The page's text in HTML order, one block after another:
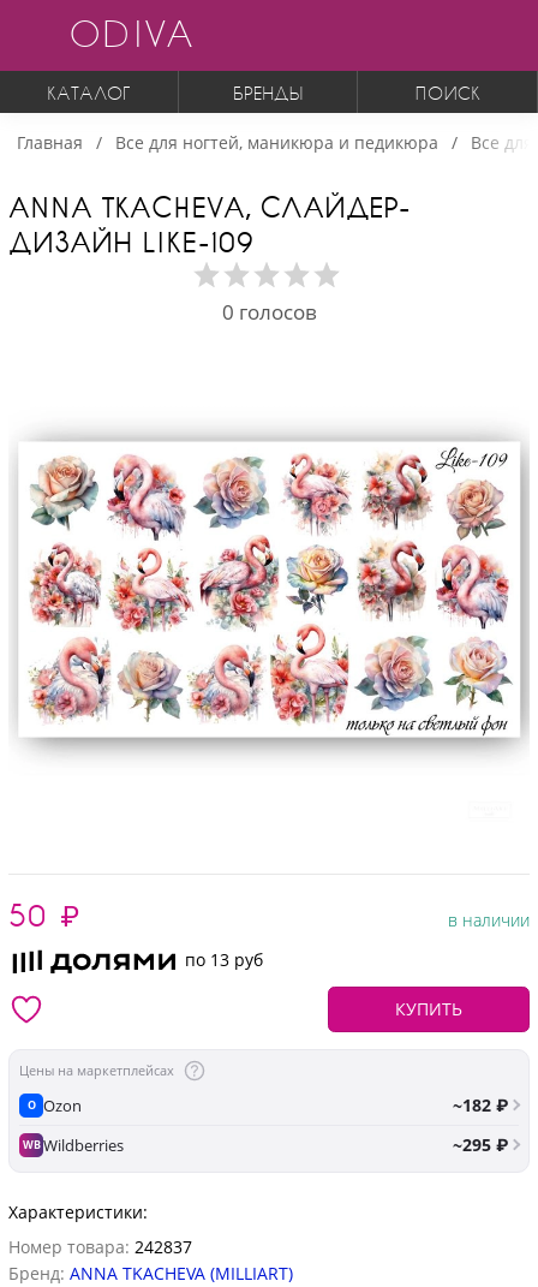
ODIVA
КАТАЛОГ БРЕНДЫ ПОИСК
Главная Все для ногтей, маникюра и педикюра Все
ANNA TKACHEVA, СЛАЙДЕР-
ДИЗАЙН LIKE-109
0 голосов
50 ₽
в наличии
по 13 руб
КУПИТЬ
Цены на маркетплейсах
O Ozon ~182 ₽
WBWildberries ~295 ₽
Характеристики:
Номер товара: 242837
Бренд: ANNA TKACHEVA (MILLIART)